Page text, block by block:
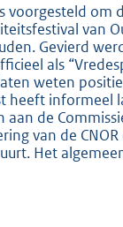
om
van
Gevierd
als
weten
heeft
de
van de
Het